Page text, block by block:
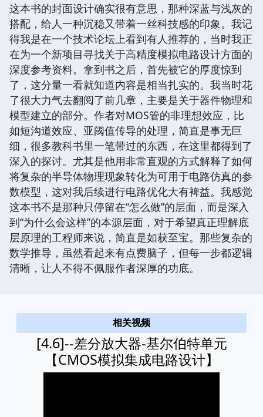
这本书的封面设计确实很有意思，那种深蓝与浅灰的
搭配，给人一种沉稳又带着一丝科技感的印象。我记
得我是在一个技术论坛上看到有人推荐的，当时我正
在为一个新项目寻找关于高精度模拟电路设计方面的
深度参考资料。拿到书之后，首先被它的厚度惊到
了，这分量一看就知道内容是相当扎实的。我当时花
了很大力气去翻阅了前几章，主要是关于器件物理和
模型建立的部分。作者对MOS管的非理想效应，比
如短沟道效应、亚阈值传导的处理，简直是事无巨
细，很多教科书里一笔带过的东西，在这里都得到了
深入的探讨。尤其是他用非常直观的方式解释了如何
将复杂的半导体物理现象转化为可用于电路仿真的参
数模型，这对我后续进行电路优化大有裨益。我感觉
这本书不是那种只停留在“怎么做”的层面，而是深入
到“为什么会这样”的本源层面，对于希望真正理解底
层原理的工程师来说，简直是如获至宝。那些复杂的
数学推导，虽然看起来有点费脑子，但每一步都逻辑
清晰，让人不得不佩服作者深厚的功底。
相关视频
[4.6]--差分放大器-基尔伯特单元
【CMOS模拟集成电路设计】